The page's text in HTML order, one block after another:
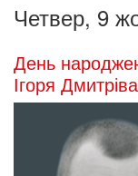
Четвер, 9
День
Ігоря Дмитріва